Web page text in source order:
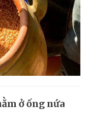
ở ống nứa